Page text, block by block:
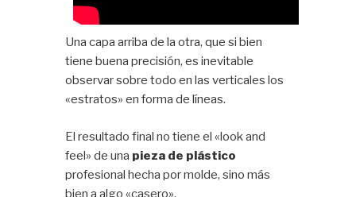
Una capa arriba de la otra, que si bien
tiene buena precisión, es inevitable
observar sobre todo en las verticales los
«estratos» en forma de líneas.
El resultado final no tiene el «look and
feel» de una pieza de plástico
profesional hecha por molde, sino más
bien a algo «casero».